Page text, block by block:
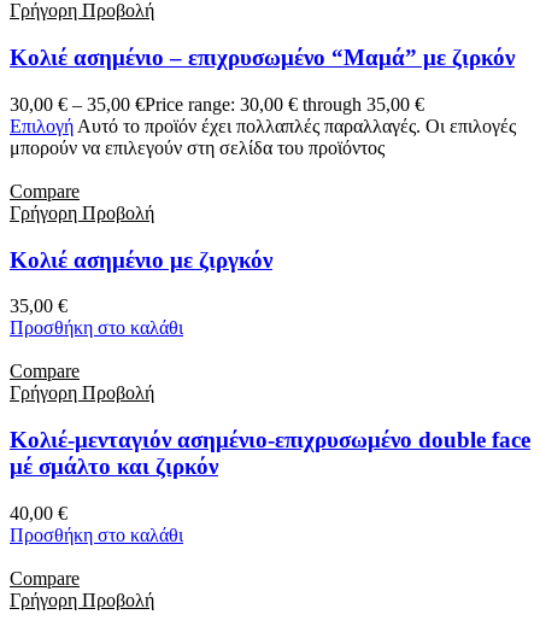
Γρήγορη Προβολή
Κολιέ ασημένιο – επιχρυσωμένο “Μαμά” με ζιρκόν
30,00 € – 35,00 €Price range: 30,00 € through 35,00 €
Επιλογή Αυτό το προϊόν έχει πολλαπλές παραλλαγές. Οι επιλογές
μπορούν να επιλεγούν στη σελίδα του προϊόντος
Compare
Γρήγορη Προβολή
Κολιέ ασημένιο με ζιργκόν
35,00 €
Προσθήκη στο καλάθι
Compare
Γρήγορη Προβολή
Κολιέ-μενταγιόν ασημένιο-επιχρυσωμένο double face
μέ σμάλτο και ζιρκόν
40,00 €
Προσθήκη στο καλάθι
Compare
Γρήγορη Προβολή